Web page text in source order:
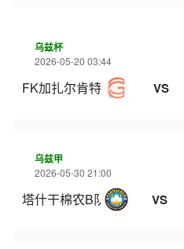
乌兹杯
2026-05-20 03:44
FK加扎尔肯特 VS
乌兹甲
2026-05-30 21:00
塔什干棉农B队 VS